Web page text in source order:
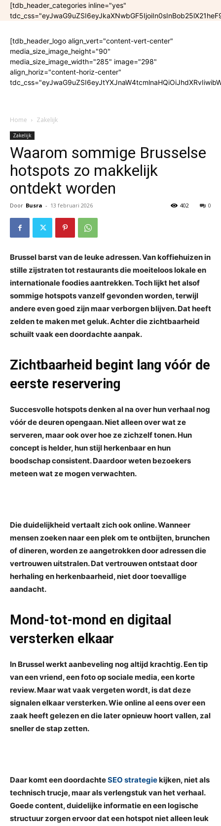
[tdb_header_categories inline="yes"
[tdb_header_logo align_vert="content-vert-center"
media_size_image_height="90"
media_size_image_width="285" image="298"
align_horiz="content-horiz-center"
Home Zakelijk
Zakelijk
Waarom sommige Brusselse
hotspots zo makkelijk
ontdekt worden
Door Busra - 13 februari 2026 0
402
Brussel barst van de leuke adressen. Van koffiehuizen in
stille zijstraten tot restaurants die moeiteloos lokale en
internationale foodies aantrekken. Toch lijkt het alsof
sommige hotspots vanzelf gevonden worden, terwijl
andere even goed zijn maar verborgen blijven. Dat heeft
zelden te maken met geluk. Achter die zichtbaarheid
schuilt vaak een doordachte aanpak.
Zichtbaarheid begint lang vóór de
eerste reservering
Succesvolle hotspots denken al na over hun verhaal nog
vóór de deuren opengaan. Niet alleen over wat ze
serveren, maar ook over hoe ze zichzelf tonen. Hun
concept is helder, hun stijl herkenbaar en hun
boodschap consistent. Daardoor weten bezoekers
meteen wat ze mogen verwachten.
Die duidelijkheid vertaalt zich ook online. Wanneer
mensen zoeken naar een plek om te ontbijten, brunchen
of dineren, worden ze aangetrokken door adressen die
vertrouwen uitstralen. Dat vertrouwen ontstaat door
herhaling en herkenbaarheid, niet door toevallige
aandacht.
Mond-tot-mond en digitaal
versterken elkaar
In Brussel werkt aanbeveling nog altijd krachtig. Een tip
van een vriend, een foto op sociale media, een korte
review. Maar wat vaak vergeten wordt, is dat deze
signalen elkaar versterken. Wie online al eens over een
zaak heeft gelezen en die later opnieuw hoort vallen, zal
sneller de stap zetten.
Daar komt een doordachteSEO strategiekijken, niet als
technisch trucje, maar als verlengstuk van het verhaal.
Goede content, duidelijke informatie en een logische
structuur zorgen ervoor dat een hotspot niet alleen leuk